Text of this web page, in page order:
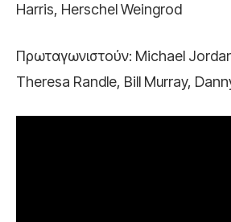
Harris, Herschel Weingrod
Πρωταγωνιστούν: Michael
Theresa Randle, Bill Murray,